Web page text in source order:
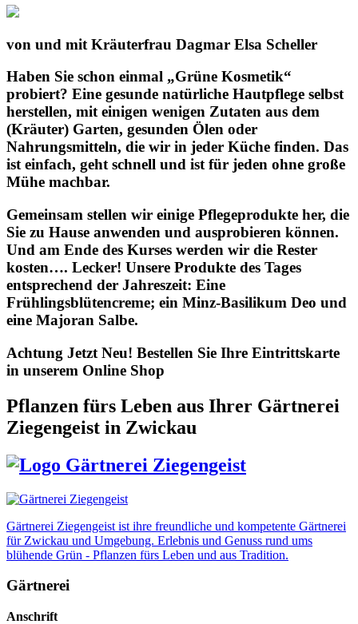
von und mit Kräuterfrau Dagmar Elsa Scheller
Haben Sie schon einmal „Grüne Kosmetik“
probiert? Eine gesunde natürliche Hautpflege selbst
herstellen, mit einigen wenigen Zutaten aus dem
(Kräuter) Garten, gesunden Ölen oder
Nahrungsmitteln, die wir in jeder Küche finden. Das
ist einfach, geht schnell und ist für jeden ohne große
Mühe machbar.
Gemeinsam stellen wir einige Pflegeprodukte her, die
Sie zu Hause anwenden und ausprobieren können.
Und am Ende des Kurses werden wir die Rester
kosten…. Lecker! Unsere Produkte des Tages
entsprechend der Jahreszeit: Eine
Frühlingsblütencreme; ein Minz-Basilikum Deo und
eine Majoran Salbe.
Achtung Jetzt Neu! Bestellen Sie Ihre Eintrittskarte
in unserem Online Shop
Pflanzen fürs Leben aus Ihrer Gärtnerei
Ziegengeist in Zwickau
Gärtnerei Ziegengeist ist ihre freundliche und kompetente Gärtnerei
für Zwickau und Umgebung. Erlebnis und Genuss rund ums
blühende Grün - Pflanzen fürs Leben und aus Tradition.
Gärtnerei
Anschrift